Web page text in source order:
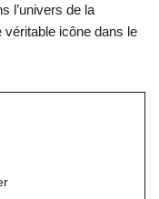
l’univers de la
véritable icône dans le